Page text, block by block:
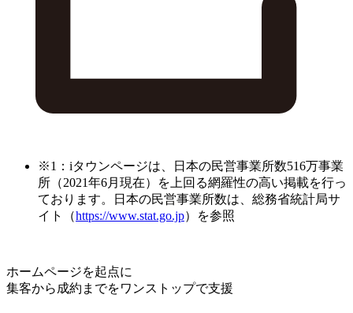
※1：iタウンページは、日本の民営事業所数516万事業
所（2021年6月現在）を上回る網羅性の高い掲載を行っ
ております。日本の民営事業所数は、総務省統計局サ
イト（https://www.stat.go.jp）を参照
ホームページを起点に
集客から成約までをワンストップで支援